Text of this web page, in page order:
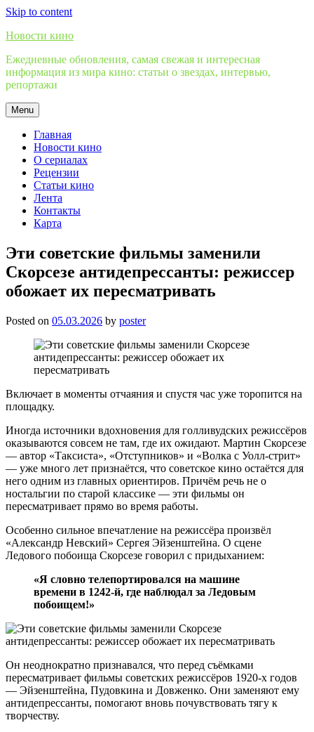
Skip to content
Новости кино
Ежедневные обновления, самая свежая и интересная
информация из мира кино: статьи о звездах, интервью,
репортажи
Menu
Главная
Новости кино
О сериалах
Рецензии
Статьи кино
Лента
Контакты
Карта
Эти советские фильмы заменили
Скорсезе антидепрессанты: режиссер
обожает их пересматривать
Posted on 05.03.2026 by poster
Включает в моменты отчаяния и спустя час уже торопится на
площадку.
Иногда источники вдохновения для голливудских режиссёров
оказываются совсем не там, где их ожидают. Мартин Скорсезе
— автор «Таксиста», «Отступников» и «Волка с Уолл-стрит»
— уже много лет признаётся, что советское кино остаётся для
него одним из главных ориентиров. Причём речь не о
ностальгии по старой классике — эти фильмы он
пересматривает прямо во время работы.
Особенно сильное впечатление на режиссёра произвёл
«Александр Невский» Сергея Эйзенштейна. О сцене
Ледового побоища Скорсезе говорил с придыханием:
«Я словно телепортировался на машине
времени в 1242-й, где наблюдал за Ледовым
побоищем!»
Он неоднократно признавался, что перед съёмками
пересматривает фильмы советских режиссёров 1920-х годов
— Эйзенштейна, Пудовкина и Довженко. Они заменяют ему
антидепрессанты, помогают вновь почувствовать тягу к
творчеству.